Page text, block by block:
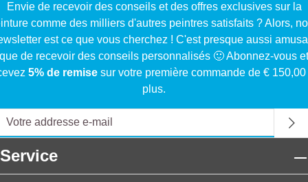
Envie de recevoir des conseils et des offres exclusives sur la
comme des milliers d'autres peintres satisfaits ? Alors,
est ce que vous cherchez ! C'est presque aussi
que de recevoir des conseils personnalisés 🙂 Abonnez-vous et
5% de remise sur votre première commande de € 150,00
plus.
Service